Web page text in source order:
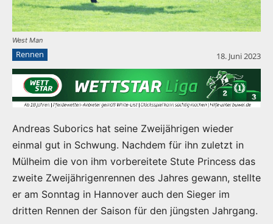
West Man
Rennen 18. Juni 2023
Andreas Suborics hat seine Zweijährigen wieder
einmal gut in Schwung. Nachdem für ihn zuletzt in
Mülheim die von ihm vorbereitete Stute Princess das
zweite Zweijährigenrennen des Jahres gewann, stellte
er am Sonntag in Hannover auch den Sieger im
dritten Rennen der Saison für den jüngsten Jahrgang.